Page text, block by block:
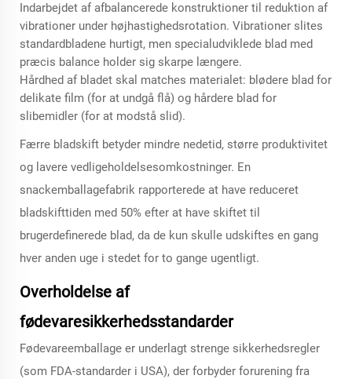
Indarbejdet af afbalancerede konstruktioner til reduktion af
vibrationer under højhastighedsrotation. Vibrationer slites
standardbladene hurtigt, men specialudviklede blad med
præcis balance holder sig skarpe længere.
Hårdhed af bladet skal matches materialet: blødere blad for
delikate film (for at undgå flå) og hårdere blad for
slibemidler (for at modstå slid).
Færre bladskift betyder mindre nedetid, større produktivitet
og lavere vedligeholdelsesomkostninger. En
snackemballagefabrik rapporterede at have reduceret
bladskifttiden med 50% efter at have skiftet til
brugerdefinerede blad, da de kun skulle udskiftes en gang
hver anden uge i stedet for to gange ugentligt.
Overholdelse af
fødevaresikkerhedsstandarder
Fødevareemballage er underlagt strenge sikkerhedsregler
(som FDA-standarder i USA), der forbyder forurening fra